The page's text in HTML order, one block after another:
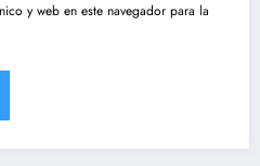
y web en este navegador para la